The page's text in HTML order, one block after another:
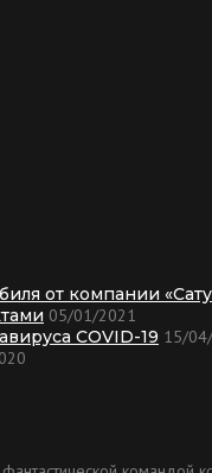
от компании
05/01/2021
COVID-19 15/